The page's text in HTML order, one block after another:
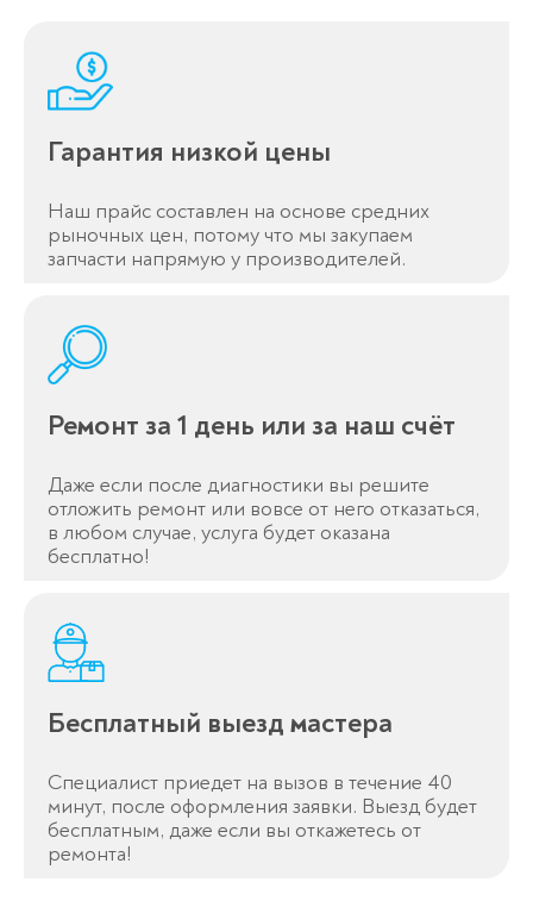
Гарантия низкой цены
Наш прайс составлен на основе средних
рыночных цен, потому что мы закупаем
запчасти напрямую у производителей.
Ремонт за 1 день или за наш счёт
Даже если после диагностики вы решите
отложить ремонт или вовсе от него отказаться,
в любом случае, услуга будет оказана
бесплатно!
Бесплатный выезд мастера
Специалист приедет на вызов в течение 40
минут, после оформления заявки. Выезд будет
бесплатным, даже если вы откажетесь от
ремонта!